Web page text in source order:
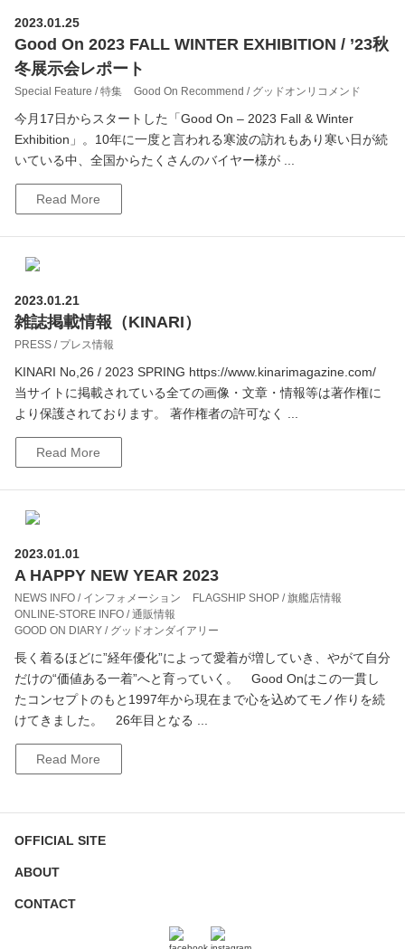
2023.01.25
Good On 2023 FALL WINTER EXHIBITION / ’23秋
冬展示会レポート
Special Feature / 特集 Good On Recommend / グッドオンリコメンド
今月17日からスタートした「Good On – 2023 Fall & Winter
Exhibition」。10年に一度と言われる寒波の訪れもあり寒い日が続
いている中、全国からたくさんのバイヤー様が ...
Read More
2023.01.21
雑誌掲載情報（KINARI）
PRESS / プレス情報
KINARI No,26 / 2023 SPRING https://www.kinarimagazine.com/
当サイトに掲載されている全ての画像・文章・情報等は著作権に
より保護されております。 著作権者の許可なく ...
Read More
2023.01.01
A HAPPY NEW YEAR 2023
NEWS INFO / インフォメーション
FLAGSHIP SHOP / 旗艦店情報
ONLINE-STORE INFO / 通販情報
GOOD ON DIARY / グッドオンダイアリー
長く着るほどに”経年優化”によって愛着が増していき、やがて自分
だけの“価値ある一着”へと育っていく。 Good Onはこの一貫し
たコンセプトのもと1997年から現在まで心を込めてモノ作りを続
けてきました。 26年目となる ...
Read More
OFFICIAL SITE
ABOUT
CONTACT